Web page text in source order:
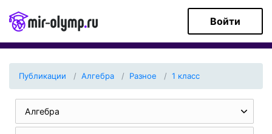
Войти
Публикации Алгебра Разное 1 класс
Алгебра